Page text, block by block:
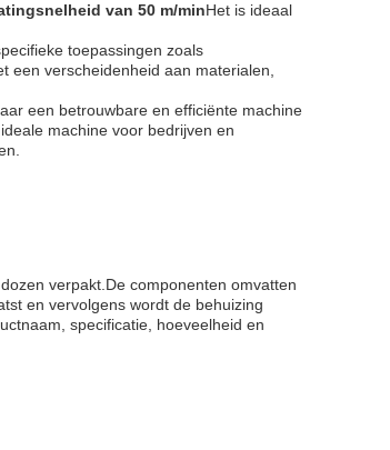
van 50 m/minHet is ideaal
toepassingen zoals
een verscheidenheid aan materialen,
een betrouwbare en efficiënte machine
machine voor bedrijven en
verpakt.De componenten omvatten
en vervolgens wordt de behuizing
specificatie, hoeveelheid en